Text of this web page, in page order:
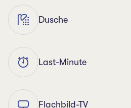
Dusche
Last-Minute
Flachbild-TV